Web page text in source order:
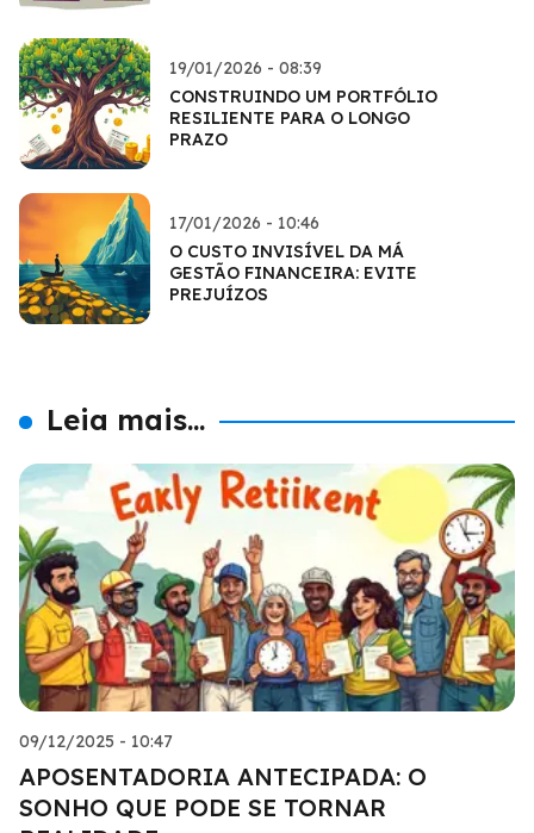
19/01/2026 - 08:39
CONSTRUINDO UM PORTFÓLIO
RESILIENTE PARA O LONGO
PRAZO
17/01/2026 - 10:46
O CUSTO INVISÍVEL DA MÁ
GESTÃO FINANCEIRA: EVITE
PREJUÍZOS
Leia mais...
09/12/2025 - 10:47
APOSENTADORIA ANTECIPADA: O
SONHO QUE PODE SE TORNAR